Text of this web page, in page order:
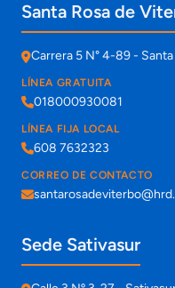
Santa Rosa de
Carrera 5 N° 4-89 -
LÍNEA GRATUITA
018000930081
LÍNEA FIJA LOCAL
608 7632323
CORREO DE CONTACTO
Sede Sativasur